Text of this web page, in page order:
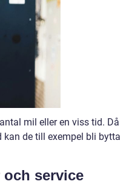
mil eller en viss tid. Då
de till exempel bli bytta
och service